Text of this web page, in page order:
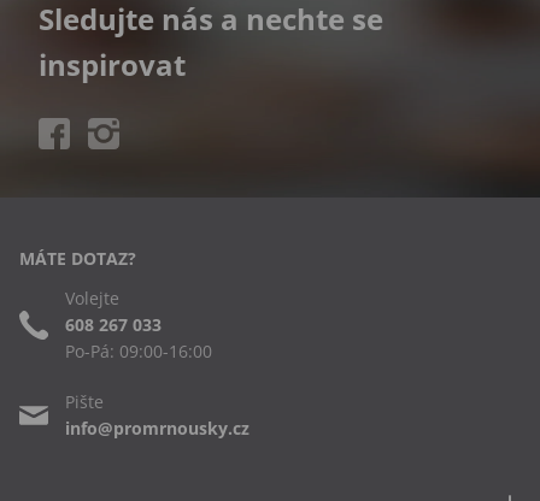
Sledujte nás a nechte se
inspirovat
MÁTE DOTAZ?
Volejte
608 267 033
Po-Pá: 09:00-16:00
Pište
info@promrnousky.cz